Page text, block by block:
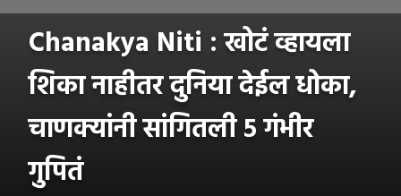
Chanakya Niti : खोटं व्हायला
शिका नाहीतर दुनिया देईल धोका,
चाणक्यांनी सांगितली ५ गंभीर
गुपितं